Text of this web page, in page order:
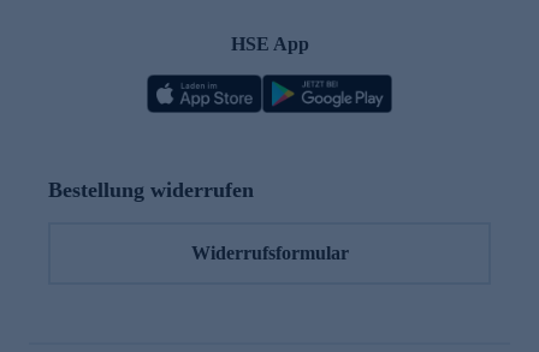
HSE App
Bestellung widerrufen
Widerrufsformular